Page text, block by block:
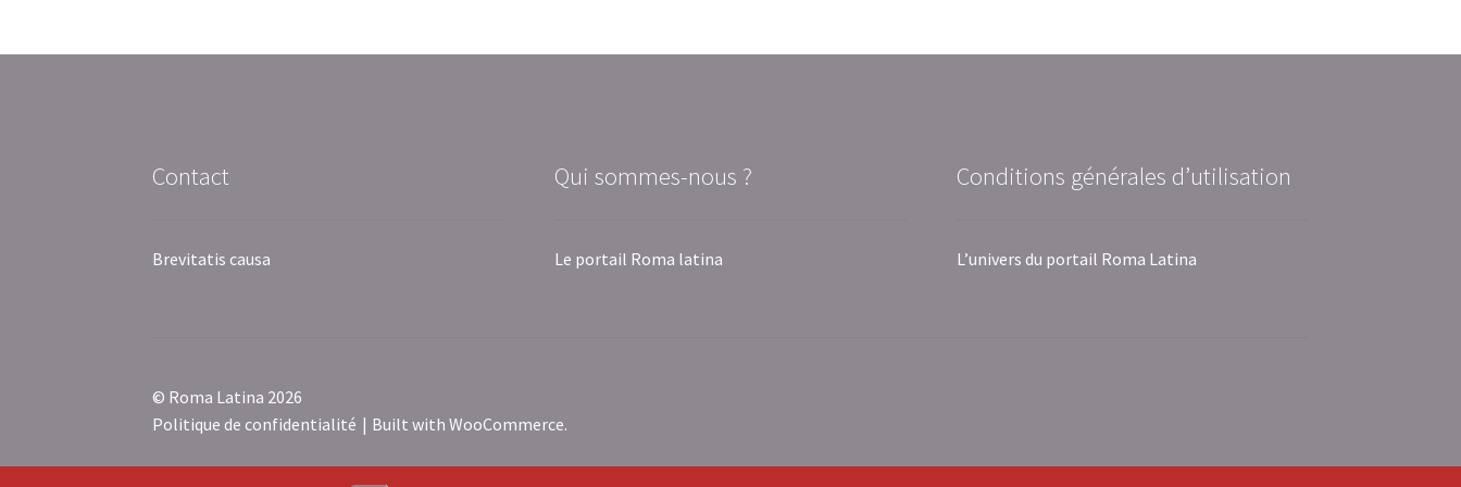
Contact
Brevitatis causa
Qui sommes-nous ?
Le portail Roma latina
Conditions générales d’utilisation
L’univers du portail Roma Latina
© Roma Latina 2026
Politique de confidentialité
Built with WooCommerce.